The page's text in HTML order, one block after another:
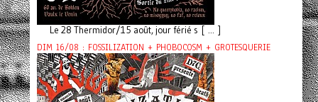
Le 28 Thermidor/15 août, jour férié s [ ... ]
DIM 16/08 : FOSSILIZATION + PHOBOCOSM + GROTESQUERIE